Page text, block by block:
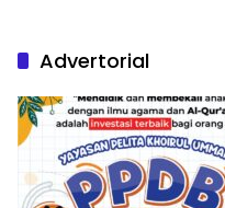
Advertorial